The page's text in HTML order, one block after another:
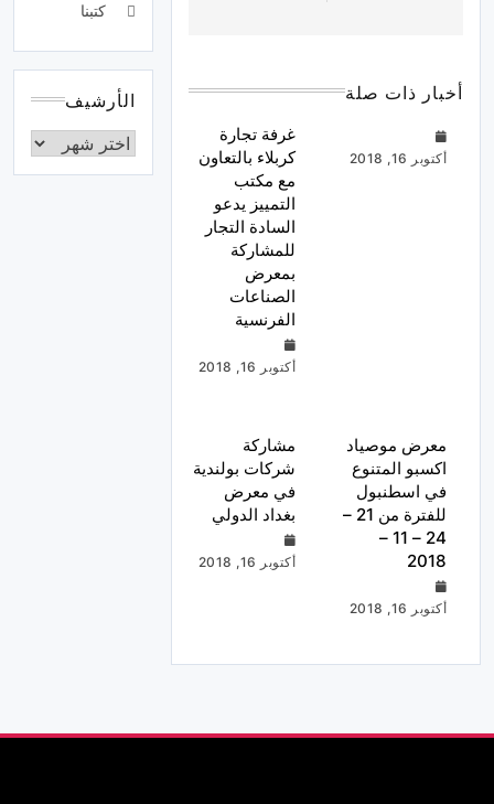
أخبار ذات صلة
أكتوبر 16, 2018
غرفة تجارة
كربلاء بالتعاون
مع مكتب
التمييز يدعو
السادة التجار
للمشاركة
بمعرض
الصناعات
الفرنسية
أكتوبر 16, 2018
معرض موصياد
اكسبو المتنوع
في اسطنبول
للفترة من 21 –
24 – 11 –
2018
أكتوبر 16, 2018
مشاركة
شركات بولندية
في معرض
بغداد الدولي
أكتوبر 16, 2018
كتبنا
الأرشيف